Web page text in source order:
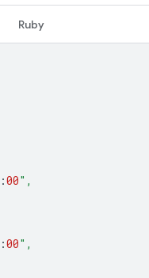
Ruby
:00",
:00",